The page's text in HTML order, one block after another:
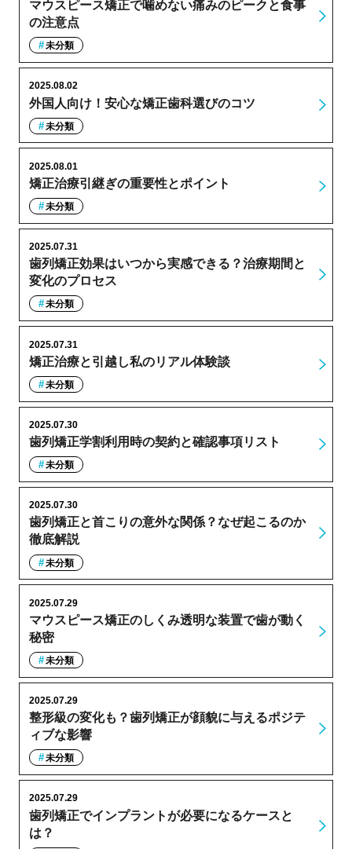
マウスピース矯正で噛めない痛みのピークと食事
の注意点
未分類
外国人向け！安心な矯正歯科選びのコツ
2025.08.02
未分類
矯正治療引継ぎの重要性とポイント
2025.08.01
未分類
歯列矯正効果はいつから実感できる？治療期間と
変化のプロセス
2025.07.31
未分類
矯正治療と引越し私のリアル体験談
2025.07.31
未分類
歯列矯正学割利用時の契約と確認事項リスト
2025.07.30
未分類
歯列矯正と首こりの意外な関係？なぜ起こるのか
徹底解説
2025.07.30
未分類
マウスピース矯正のしくみ透明な装置で歯が動く
秘密
2025.07.29
未分類
整形級の変化も？歯列矯正が顔貌に与えるポジテ
ィブな影響
2025.07.29
未分類
歯列矯正でインプラントが必要になるケースと
は？
2025.07.29